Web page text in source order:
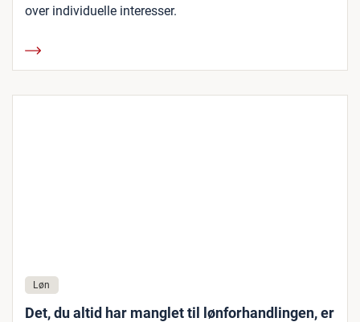
over individuelle interesser.
Løn
Det, du altid har manglet til lønforhandlingen, er